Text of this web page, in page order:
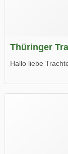
Thüringer
Hallo liebe
Wir wünschen